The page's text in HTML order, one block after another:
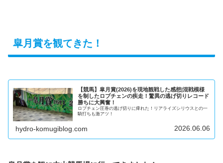
皐月賞を観てきた！
【競馬】皐月賞(2026)を現地観戦した感想|混戦模様
を制したロブチェンの疾走！驚異の逃げ切りレコード
勝ちに大興奮！
ロブチェン圧巻の逃げ切りに痺れた！リアライズシリウスとの一
騎打ちも激アツ！
hydro-komugiblog.com 2026.06.06